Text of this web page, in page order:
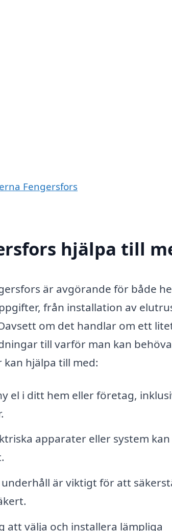
Fengersfors
hjälpa till
är avgörande för både
från installation av
om det handlar om ett
till varför man kan
hjälpa till med:
el i ditt hem eller företag,
apparater eller system kan
är viktigt för att
att välja och installera lämpliga